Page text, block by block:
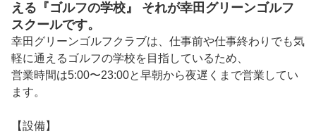
える『ゴルフの学校』 それが幸田グリーンゴルフ
スクールです。
幸田グリーンゴルフクラブは、仕事前や仕事終わりでも気
軽に通えるゴルフの学校を目指しているため、
営業時間は5:00〜23:00と早朝から夜遅くまで営業してい
ます。
【設備】